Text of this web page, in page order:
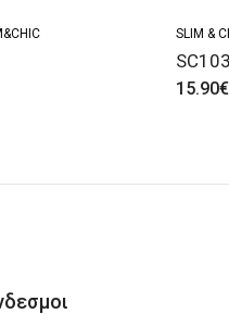
SLIM &
SC103
15.90€